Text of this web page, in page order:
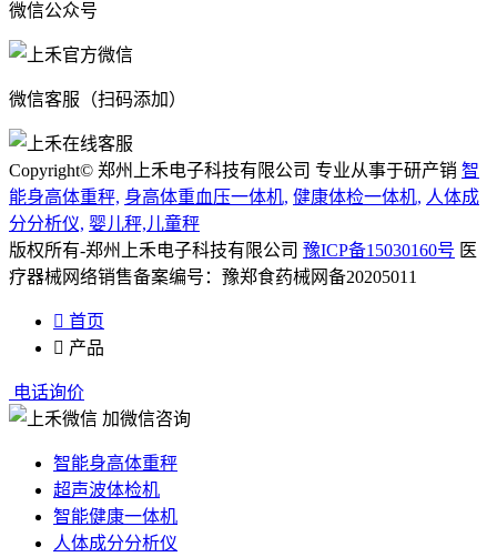
微信公众号
微信客服（扫码添加）
Copyright© 郑州上禾电子科技有限公司 专业从事于研产销 智
能身高体重秤, 身高体重血压一体机, 健康体检一体机, 人体成
分分析仪, 婴儿秤,儿童秤
版权所有-郑州上禾电子科技有限公司 豫ICP备15030160号 医
疗器械网络销售备案编号：豫郑食药械网备20205011
 首页
 产品
电话询价
加微信咨询
智能身高体重秤
超声波体检机
智能健康一体机
人体成分分析仪